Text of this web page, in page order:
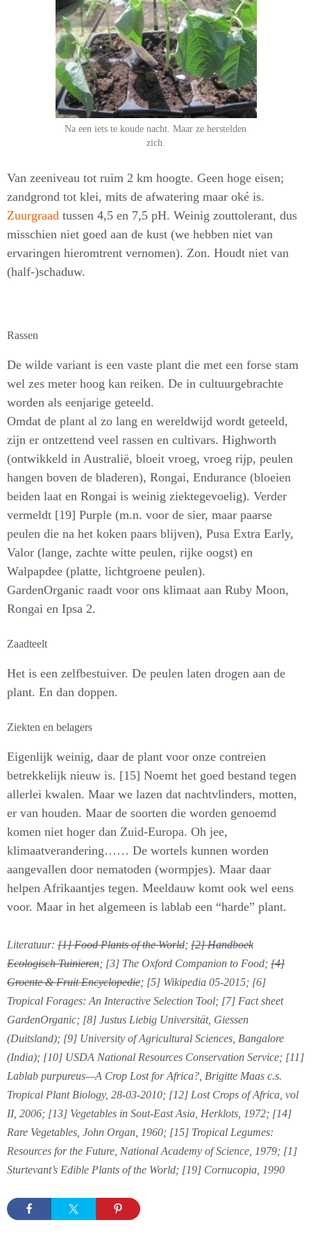
Na een iets te koude nacht. Maar ze herstelden
zich.
Van zeeniveau tot ruim 2 km hoogte. Geen hoge eisen;
zandgrond tot klei, mits de afwatering maar oké is.
Zuurgraad tussen 4,5 en 7,5 pH. Weinig zouttolerant, dus
misschien niet goed aan de kust (we hebben niet van
ervaringen hieromtrent vernomen). Zon. Houdt niet van
(half-)schaduw.
Rassen
De wilde variant is een vaste plant die met een forse stam
wel zes meter hoog kan reiken. De in cultuurgebrachte
worden als eenjarige geteeld.
Omdat de plant al zo lang en wereldwijd wordt geteeld,
zijn er ontzettend veel rassen en cultivars. Highworth
(ontwikkeld in Australië, bloeit vroeg, vroeg rijp, peulen
hangen boven de bladeren), Rongai, Endurance (bloeien
beiden laat en Rongai is weinig ziektegevoelig). Verder
vermeldt [19] Purple (m.n. voor de sier, maar paarse
peulen die na het koken paars blijven), Pusa Extra Early,
Valor (lange, zachte witte peulen, rijke oogst) en
Walpapdee (platte, lichtgroene peulen).
GardenOrganic raadt voor ons klimaat aan Ruby Moon,
Rongai en Ipsa 2.
Zaadteelt
Het is een zelfbestuiver. De peulen laten drogen aan de
plant. En dan doppen.
Ziekten en belagers
Eigenlijk weinig, daar de plant voor onze contreien
betrekkelijk nieuw is. [15] Noemt het goed bestand tegen
allerlei kwalen. Maar we lazen dat nachtvlinders, motten,
er van houden. Maar de soorten die worden genoemd
komen niet hoger dan Zuid-Europa. Oh jee,
klimaatverandering…… De wortels kunnen worden
aangevallen door nematoden (wormpjes). Maar daar
helpen Afrikaantjes tegen. Meeldauw komt ook wel eens
voor. Maar in het algemeen is lablab een “harde” plant.
Literatuur: [1] Food Plants of the World; [2] Handboek
Ecologisch Tuinieren; [3] The Oxford Companion to Food; [4]
Groente & Fruit Encyclopedie; [5] Wikipedia 05-2015; [6]
Tropical Forages: An Interactive Selection Tool; [7] Fact sheet
GardenOrganic; [8] Justus Liebig Universität, Giessen
(Duitsland); [9] University of Agricultural Sciences, Bangalore
(India); [10] USDA National Resources Conservation Service; [11]
Lablab purpureus—A Crop Lost for Africa?, Brigitte Maas c.s.
Tropical Plant Biology, 28-03-2010; [12] Lost Crops of Africa, vol
II, 2006; [13] Vegetables in Sout-East Asia, Herklots, 1972; [14]
Rare Vegetables, John Organ, 1960; [15] Tropical Legumes:
Resources for the Future, National Academy of Science, 1979; [1]
Sturtevant’s Edible Plants of the World; [19] Cornucopia, 1990